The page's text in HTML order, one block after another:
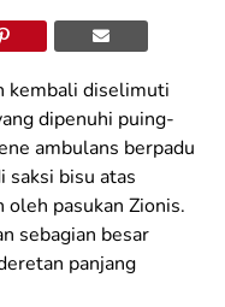
kembali diselimuti
dipenuhi puing-
ambulans berpadu
saksi bisu atas
oleh pasukan Zionis.
sebagian besar
panjang